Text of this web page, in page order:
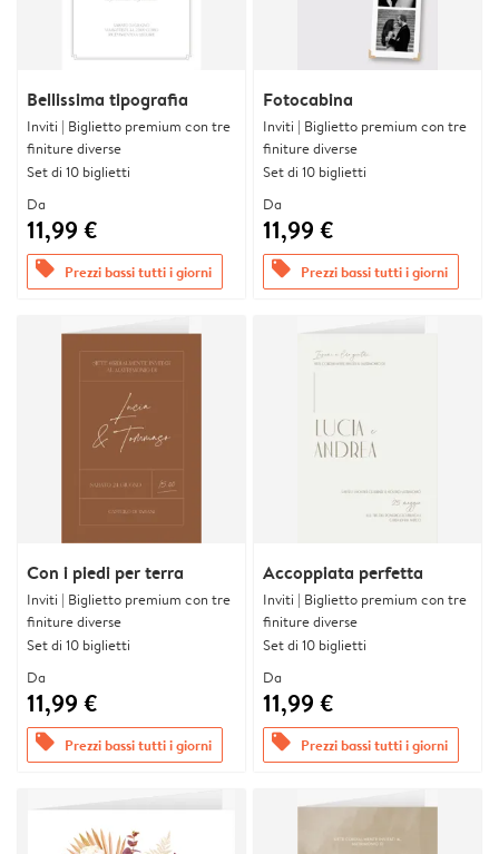
Bellissima tipografia
Inviti | Biglietto premium con tre
finiture diverse
Set di 10 biglietti
Da
11,99 €
offers Prezzi bassi tutti i giorni
Fotocabina
Inviti | Biglietto premium con tre
finiture diverse
Set di 10 biglietti
Da
11,99 €
offers Prezzi bassi tutti i giorni
Con i piedi per terra
Inviti | Biglietto premium con tre
finiture diverse
Set di 10 biglietti
Da
11,99 €
offers Prezzi bassi tutti i giorni
Accoppiata perfetta
Inviti | Biglietto premium con tre
finiture diverse
Set di 10 biglietti
Da
11,99 €
offers Prezzi bassi tutti i giorni